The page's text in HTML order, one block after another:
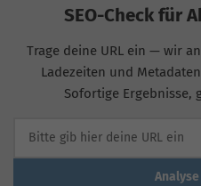
SEO-Check für
Trage deine URL ein — wir
Ladezeiten und
Sofortige Ergebnisse,